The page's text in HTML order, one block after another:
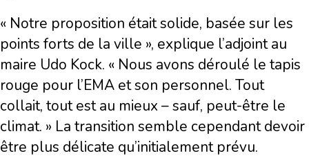
« Notre proposition était solide, basée sur les
points forts de la ville », explique l’adjoint au
maire Udo Kock. « Nous avons déroulé le tapis
rouge pour l’EMA et son personnel. Tout
collait, tout est au mieux – sauf, peut-être le
climat. » La transition semble cependant devoir
être plus délicate qu’initialement prévu.